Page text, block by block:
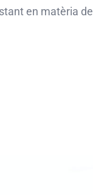
en matèria